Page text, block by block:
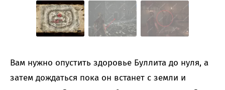
Вам нужно опустить здоровье Буллита до нуля, а
затем дождаться пока он встанет с земли и